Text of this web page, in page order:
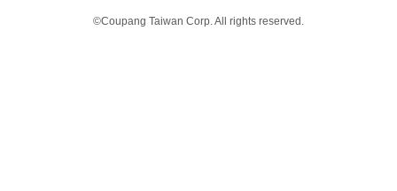
©Coupang Taiwan Corp. All rights reserved.